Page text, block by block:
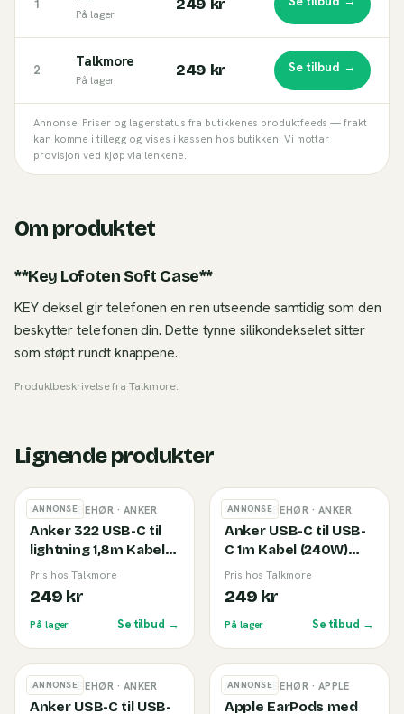
1
På lager
249 kr
2 Talkmore
På lager
249 kr Se tilbud →
Annonse. Priser og lagerstatus fra butikkenes produktfeeds — frakt
kan komme i tillegg og vises i kassen hos butikken. Vi mottar
provisjon ved kjøp via lenkene.
Om produktet
**Key Lofoten Soft Case**
KEY deksel gir telefonen en ren utseende samtidig som den
beskytter telefonen din. Dette tynne silikondekselet sitter
som støpt rundt knappene.
Produktbeskrivelse fraTalkmore.
Lignende produkter
ANNONSE
MOBILTILBEHØR · ANKER
Anker 322 USB-C til
lightning 1,8m Kabel
White
Pris hos Talkmore
249 kr
På lager Se tilbud →
ANNONSE
MOBILTILBEHØR · ANKER
Anker USB-C til USB-
C 1m Kabel (240W)
Black
Pris hos Talkmore
249 kr
På lager Se tilbud →
ANNONSE
MOBILTILBEHØR · ANKER
Anker USB-C til USB-
ANNONSE
MOBILTILBEHØR · APPLE
Apple EarPods med